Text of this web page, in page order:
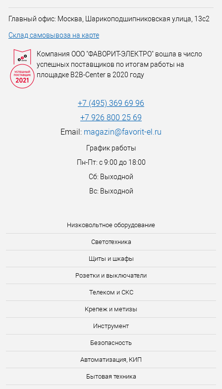
Низковольтное оборудование
Светотехника
Щиты и шкафы
Розетки и выключатели
Телеком и СКС
Крепеж и метизы
Инструмент
Безопасность
Автоматизация, КИП
Бытовая техника
Главный офис: Москва, Шарикоподшипниковская улица, 13с2
Склад самовывоза на карте
Компания ООО "ФАВОРИТ-ЭЛЕКТРО" вошла в число
успешных поставщиков по итогам работы на
площадке B2B-Center в 2020 году
+7 (495) 369 69 96
+7 926 800 25 69
Email: magazin@favorit-el.ru
График работы
Пн-Пт: с 9:00 до 18:00
Сб: Выходной
Вс: Выходной